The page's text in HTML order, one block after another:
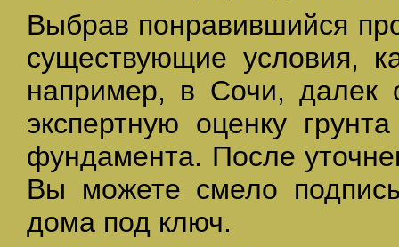
Выбрав понравившийся
существующие условия,
например, в Сочи, далек
экспертную оценку
фундамента. После
Вы можете смело
дома под ключ.